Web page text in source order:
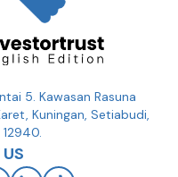
5. Kawasan Rasuna
Kuningan, Setiabudi,